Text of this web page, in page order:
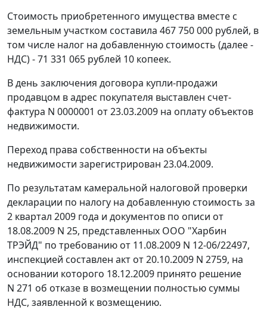
Стоимость приобретенного имущества вместе с
земельным участком составила 467 750 000 рублей, в
том числе налог на добавленную стоимость (далее -
НДС) - 71 331 065 рублей 10 копеек.
В день заключения договора купли-продажи
продавцом в адрес покупателя выставлен счет-
фактура N 0000001 от 23.03.2009 на оплату объектов
недвижимости.
Переход права собственности на объекты
недвижимости зарегистрирован 23.04.2009.
По результатам камеральной налоговой проверки
декларации по налогу на добавленную стоимость за
2 квартал 2009 года и документов по описи от
18.08.2009 N 25, представленных ООО "Харбин
ТРЭЙД" по требованию от 11.08.2009 N 12-06/22497,
инспекцией составлен акт от 20.10.2009 N 2759, на
основании которого 18.12.2009 принято решение
N 271 об отказе в возмещении полностью суммы
НДС, заявленной к возмещению.